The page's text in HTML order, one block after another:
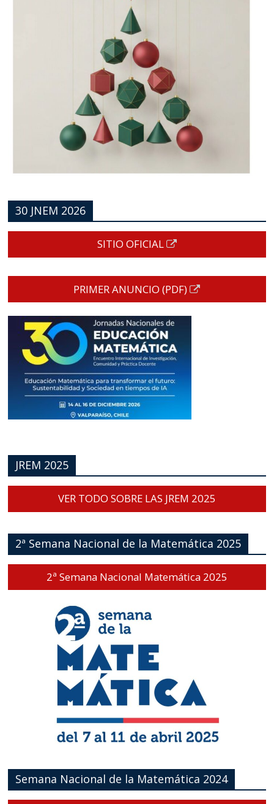
30 JNEM 2026
SITIO OFICIAL
PRIMER ANUNCIO (PDF)
JREM 2025
VER TODO SOBRE LAS JREM 2025
2ª Semana Nacional de la Matemática 2025
2ª Semana Nacional Matemática 2025
Semana Nacional de la Matemática 2024